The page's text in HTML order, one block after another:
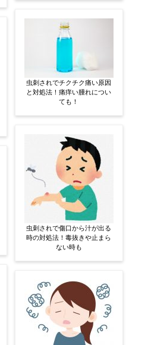
虫刺されでチクチク痛い原因
と対処法！痛痒い腫れについ
ても！
虫刺されで傷口から汁が出る
時の対処法！毒抜きや止まら
ない時も